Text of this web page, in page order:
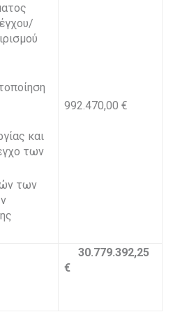
και
των
των
992.470,00 €
30.779.392,25
€